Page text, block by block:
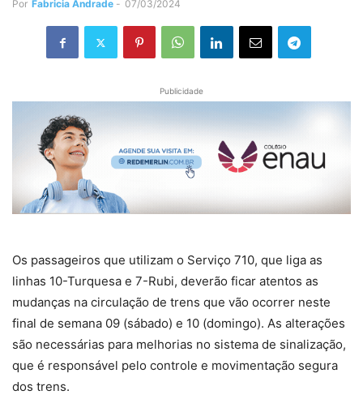
Por Fabricia Andrade - 07/03/2024
Publicidade
Os passageiros que utilizam o Serviço 710, que liga as
linhas 10-Turquesa e 7-Rubi, deverão ficar atentos as
mudanças na circulação de trens que vão ocorrer neste
final de semana 09 (sábado) e 10 (domingo). As alterações
são necessárias para melhorias no sistema de sinalização,
que é responsável pelo controle e movimentação segura
dos trens.